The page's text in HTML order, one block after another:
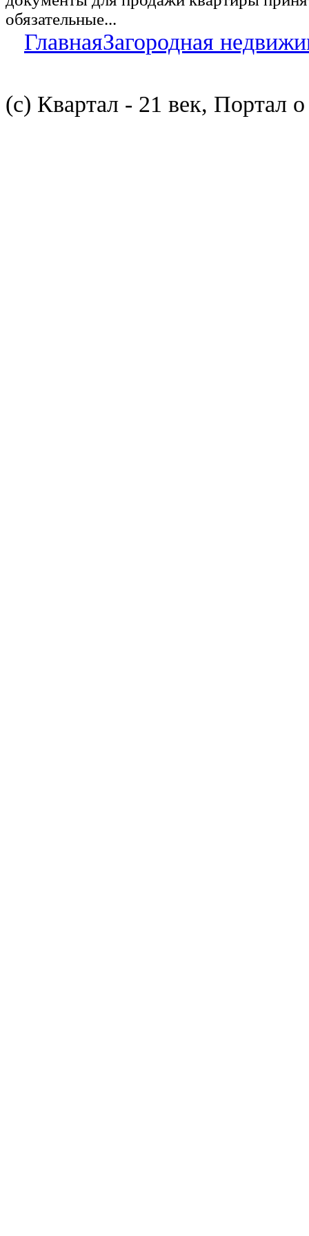
обязательные...
ГлавнаяЗагородная
(с) Квартал - 21 век, Портал